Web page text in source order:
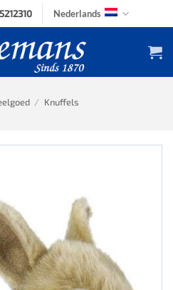
Nederlands
/ Knuffels